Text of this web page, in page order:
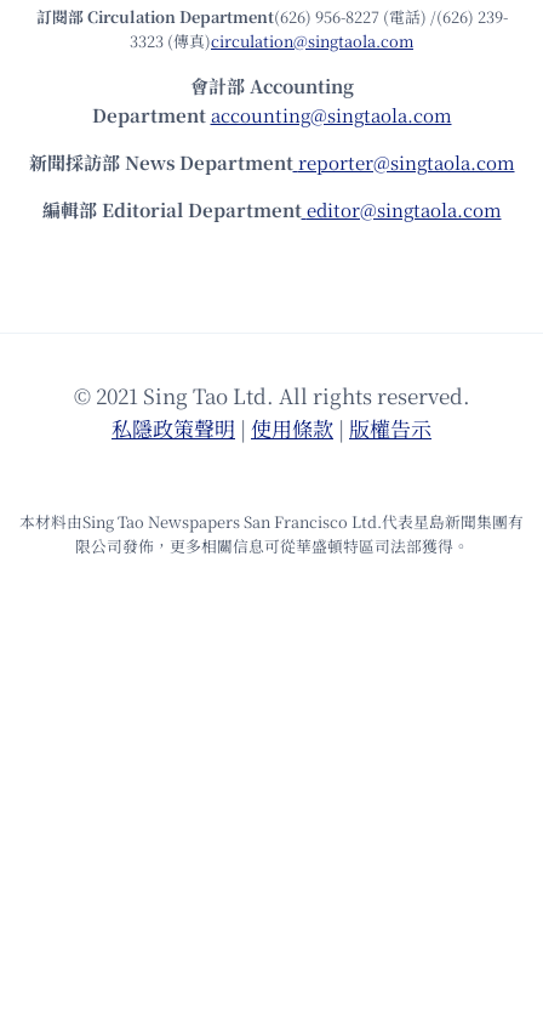
訂閱部 Circulation Department(626) 956-8227 (電話) /(626) 239-
3323 (傳真)circulation@singtaola.com
會計部 Accounting
Department accounting@singtaola.com
新聞採訪部 News Department reporter@singtaola.com
編輯部 Editorial Department editor@singtaola.com
© 2021 Sing Tao Ltd. All rights reserved.
私隱政策聲明 | 使⽤條款 | 版權告⽰
本材料由Sing Tao Newspapers San Francisco Ltd.代表星島新聞集團有
限公司發佈，更多相關信息可從華盛頓特區司法部獲得。